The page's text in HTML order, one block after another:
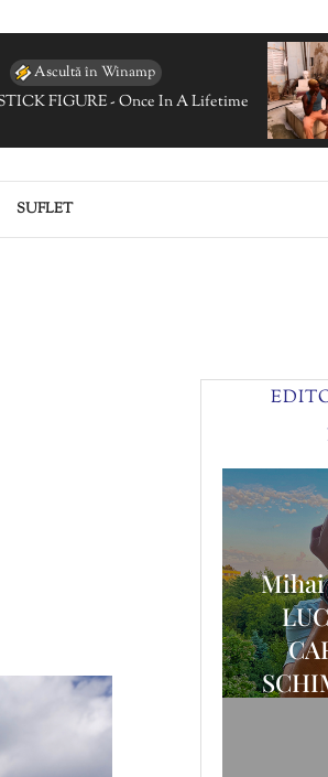
Ascultă în Winamp
STICK FIGURE - Once In A Lifetime
SUFLET
FRUMOS
Mihai